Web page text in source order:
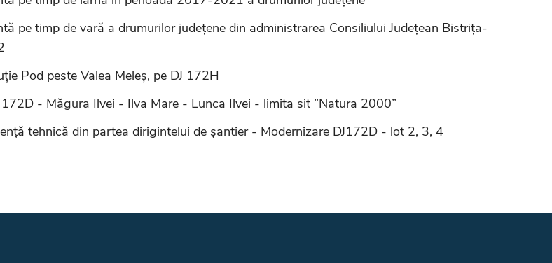
pe timp de vară a drumurilor județene din administrarea Consiliului Județean Bistrița-
Pod peste Valea Meleș, pe DJ 172H
172D - Măgura Ilvei - Ilva Mare - Lunca Ilvei - limita sit ”Natura 2000”
tehnică din partea dirigintelui de șantier - Modernizare DJ172D - lot 2, 3, 4